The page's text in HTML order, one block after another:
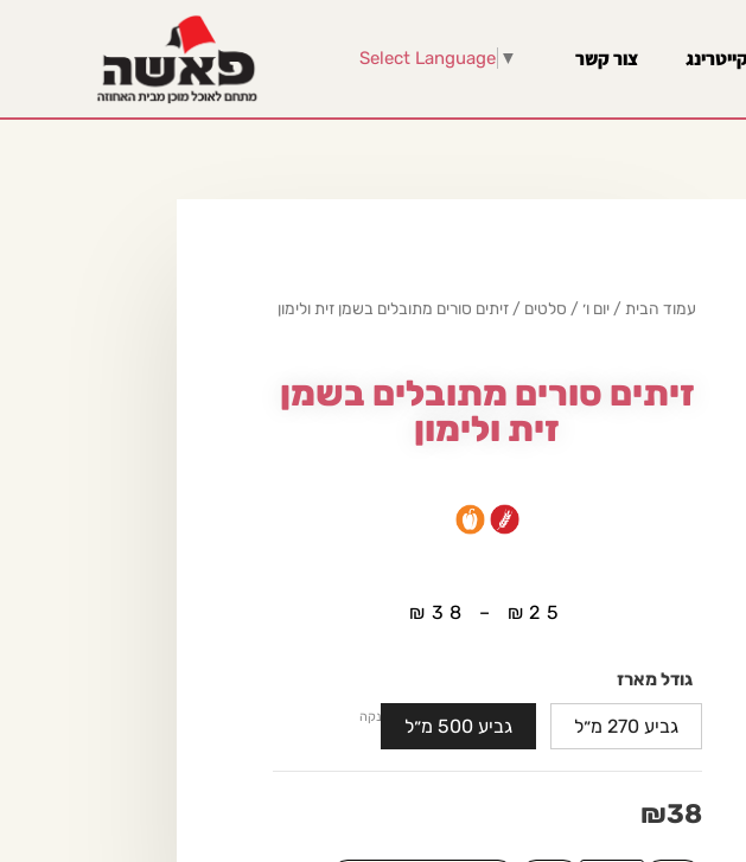
צור קשר Select Language ▼
עמוד הבית/ יום ו׳ / סלטים / זיתים סורים מתובלים בשמן זית ולימון
זיתים סורים מתובלים בשמן
זית ולימון
₪25
–
₪ 38
גודל מארז
גביע 270 מ״ל גביע 500 מ״ל נקה
₪38